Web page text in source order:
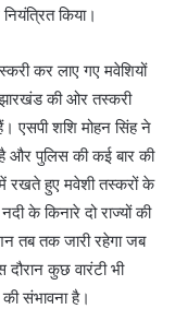
किया।
कर लाए गए मवेशियों
की ओर तस्करी
एसपी शशि मोहन सिंह ने
और पुलिस की कई बार की
में रखते हुए मवेशी तस्करों के
के किनारे दो राज्यों की
तब तक जारी रहेगा जब
कुछ वारंटी भी
संभावना है।